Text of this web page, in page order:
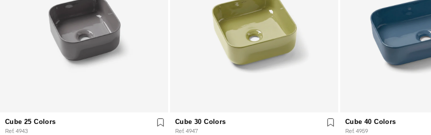
Cube 25 Colors
Ref. 4943
Cube 30 Colors
Ref. 4947
Cube 40 Colors
Ref. 4959